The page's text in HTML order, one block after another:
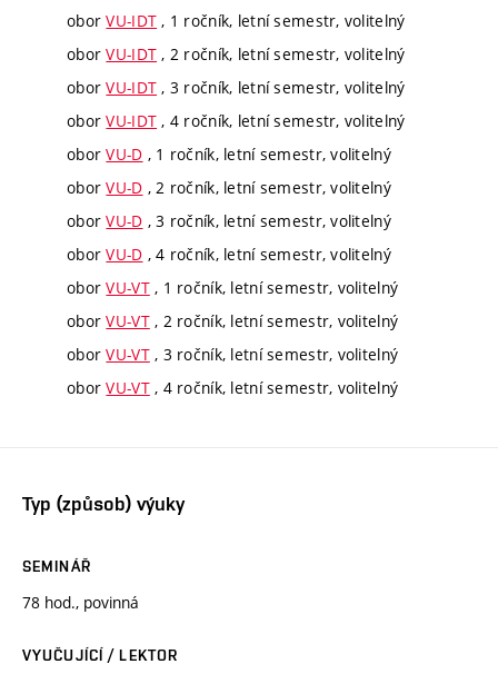
oborVU-IDT , 1 ročník, letní semestr, volitelný
oborVU-IDT , 2 ročník, letní semestr, volitelný
oborVU-IDT , 3 ročník, letní semestr, volitelný
oborVU-IDT , 4 ročník, letní semestr, volitelný
oborVU-D , 1 ročník, letní semestr, volitelný
oborVU-D , 2 ročník, letní semestr, volitelný
oborVU-D , 3 ročník, letní semestr, volitelný
oborVU-D , 4 ročník, letní semestr, volitelný
oborVU-VT, 1 ročník, letní semestr, volitelný
oborVU-VT, 2 ročník, letní semestr, volitelný
oborVU-VT, 3 ročník, letní semestr, volitelný
oborVU-VT, 4 ročník, letní semestr, volitelný
Typ (způsob) výuky
SEMINÁŘ
78 hod., povinná
VYUČUJÍCÍ / LEKTOR